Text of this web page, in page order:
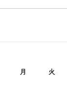
月 火